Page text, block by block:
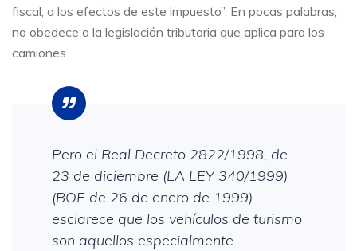
fiscal, a los efectos de este impuesto”. En pocas palabras,
no obedece a la legislación tributaria que aplica para los
camiones.
Pero el Real Decreto 2822/1998, de
23 de diciembre (LA LEY 340/1999)
(BOE de 26 de enero de 1999)
esclarece que los vehículos de turismo
son aquellos especialmente